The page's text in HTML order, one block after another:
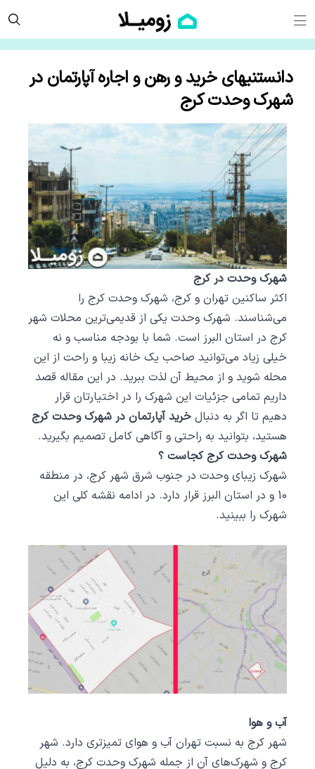
دانستنیهای خرید و رهن و اجاره آپارتمان در
شهرک وحدت کرج
شهرک وحدت در کرج
اکثر ساکنین تهران و کرج، شهرک وحدت کرج را
می‌شناسند. شهرک وحدت یکی از قدیمی‌ترین محلات شهر
کرج در استان البرز است. شما با بودجه مناسب و نه
خیلی زیاد می‌توانید صاحب یک خانه زیبا و راحت از این
محله شوید و از محیط آن لذت ببرید. در این مقاله قصد
داریم تمامی جزئیات این شهرک را در اختیارتان قرار
دهیم تا اگر به دنبال خرید آپارتمان در شهرک وحدت کرج
هستید، بتوانید به راحتی و آگاهی کامل تصمیم بگیرید.
شهرک وحدت کرج کجاست ؟
شهرک زیبای وحدت در جنوب شرق شهر کرج، در منطقه
10 و در استان البرز قرار دارد. در ادامه نقشه کلی این
شهرک را ببینید.
آب و هوا
شهر کرج به نسبت تهران آب و هوای تمیز‌تری دارد. شهر
کرج و شهرک‌های آن از جمله شهرک وحدت کرج، به دلیل